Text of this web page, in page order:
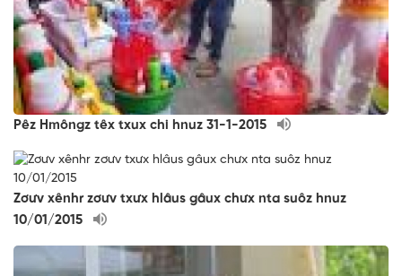
Pêz Hmôngz têx txux chi hnuz 31-1-2015
Zơưv xênhr zơưv txưx hlâus gâux chưx nta suôz hnuz
10/01/2015